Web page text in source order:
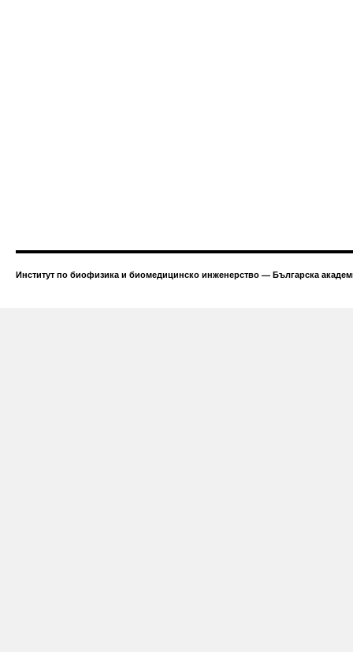
Институт по биофизика и биомедицинско инженерство — Българска